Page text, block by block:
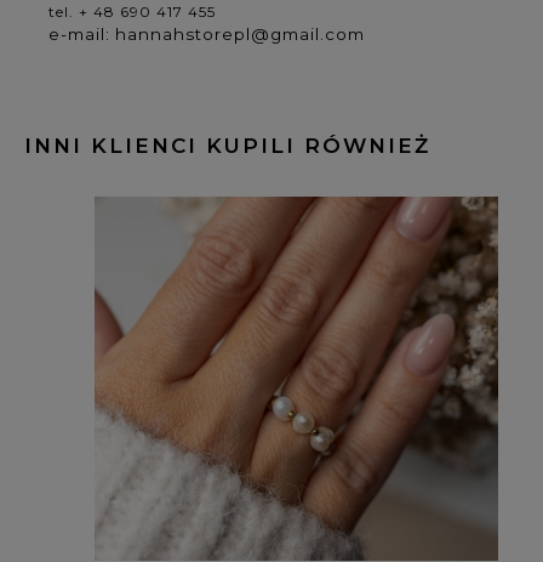
tel. + 48 690 417 455
e-mail: hannahstorepl@gmail.com
INNI KLIENCI KUPILI RÓWNIEŻ